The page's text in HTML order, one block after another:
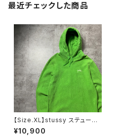
最近チェックした商品
【Size.XL】stussy ステューシ
ー 刺繍ワンポイント 反転ロ
ゴ インサイドアウト 裏返し生
¥10,900